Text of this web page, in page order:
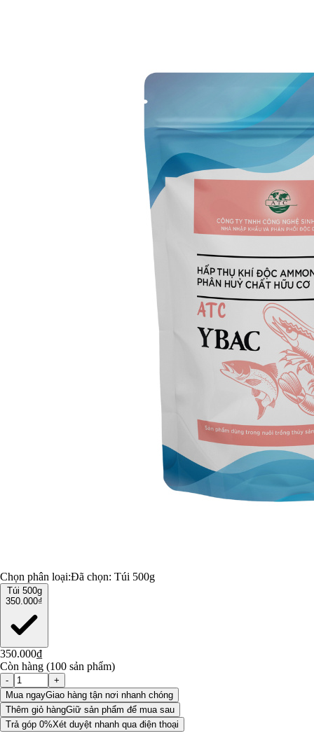
Chọn phân loại:Đã chọn: Túi 500g
Túi 500g
350.000₫
350.000₫
Còn hàng (100 sản phẩm)
-
+
Mua ngayGiao hàng tận nơi nhanh chóng
Thêm giỏ hàngGiữ sản phẩm để mua sau
Trả góp 0%Xét duyệt nhanh qua điện thoại